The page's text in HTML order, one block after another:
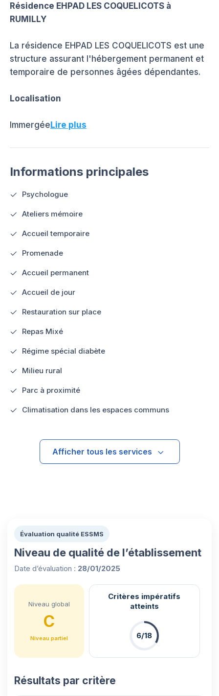
Résidence EHPAD LES COQUELICOTS à
RUMILLY
La résidence EHPAD LES COQUELICOTS est une
structure assurant l'hébergement permanent et
temporaire de personnes âgées dépendantes.
Localisation
ImmergéeLire plus
Informations principales
Psychologue
Ateliers mémoire
Accueil temporaire
Promenade
Accueil permanent
Accueil de jour
Restauration sur place
Repas Mixé
Régime spécial diabète
Milieu rural
Parc à proximité
Climatisation dans les espaces communs
Afficher tous les services
Évaluation qualité ESSMS
Niveau de qualité de l’établissement
Date d’évaluation : 28/01/2025
Niveau global
C
Niveau partiel
Critères impératifs
atteints
6/18
Résultats par critère